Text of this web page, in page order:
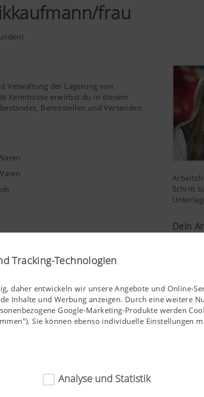
Tracking-Technologien
daher entwickeln wir unsere Angebote und Online-
Inhalte und Werbung anzeigen. Durch eine weitere
Google-Marketing-Produkte werden
Sie können ebenso individuelle Einstellungen
Analyse und Statistik
frau
Verwaltung der Lagerung von
Kenntnisse erwirbst du in diesem
Bereitstellen und Versenden
Materialbestellungen,...)
übernommen
Schritt
Dein